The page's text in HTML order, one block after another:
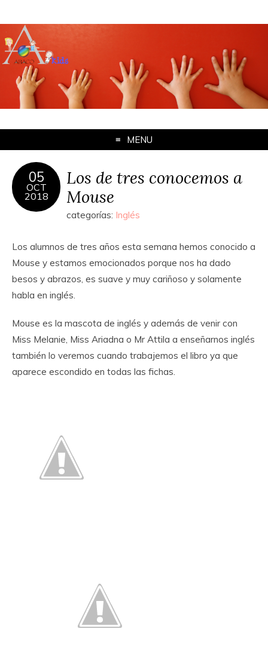
MENU
05
OCT
2018
Los de tres conocemos a
Mouse
categorías: Inglés
Los alumnos de tres años esta semana hemos conocido a
Mouse y estamos emocionados porque nos ha dado
besos y abrazos, es suave y muy cariñoso y solamente
habla en inglés.
Mouse es la mascota de inglés y además de venir con
Miss Melanie, Miss Ariadna o Mr Attila a enseñarnos inglés
también lo veremos cuando trabajemos el libro ya que
aparece escondido en todas las fichas.